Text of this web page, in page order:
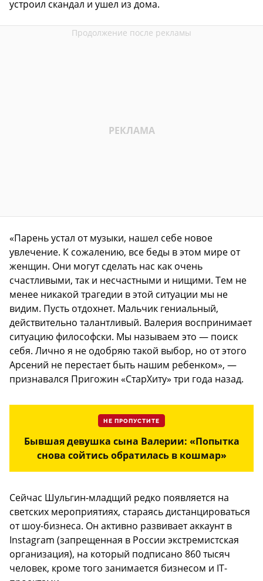
устроил скандал и ушел из дома.
«Парень устал от музыки, нашел себе новое
увлечение. К сожалению, все беды в этом мире от
женщин. Они могут сделать нас как очень
счастливыми, так и несчастными и нищими. Тем не
менее никакой трагедии в этой ситуации мы не
видим. Пусть отдохнет. Мальчик гениальный,
действительно талантливый. Валерия воспринимает
ситуацию философски. Мы называем это — поиск
себя. Лично я не одобряю такой выбор, но от этого
Арсений не перестает быть нашим ребенком», —
признавался Пригожин «СтарХиту» три года назад.
НЕ ПРОПУСТИТЕ
Бывшая девушка сына Валерии: «Попытка
снова сойтись обратилась в кошмар»
Сейчас Шульгин-младщий редко появляется на
светских мероприятиях, стараясь дистанцироваться
от шоу-бизнеса. Он активно развивает аккаунт в
Instagram (запрещенная в России экстремистская
организация), на который подписано 860 тысяч
человек, кроме того занимается бизнесом и IT-